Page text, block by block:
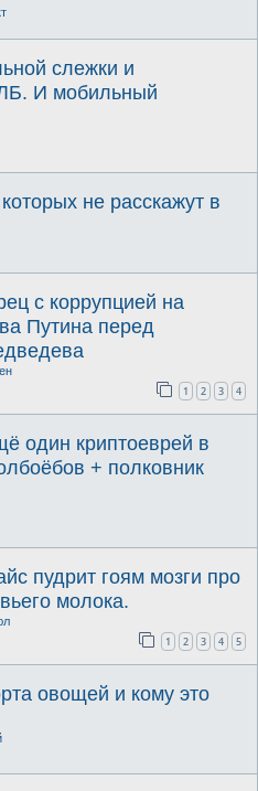
слежки и
И мобильный
не расскажут в
с коррупцией на
Путина перед
1 2 3 4
один криптоеврей в
+ полковник
пудрит гоям мозги про
молока.
1 2 3 4 5
овощей и кому это